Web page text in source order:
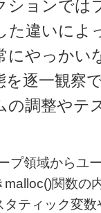
ョンでは
た違いによ
にやっかい
逐一観察
の調整やテ
プ領域からユ
関数の
ティック変